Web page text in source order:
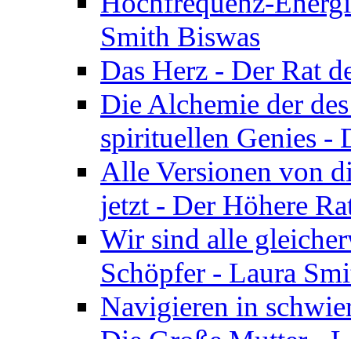
Smith Biswas
Das Herz - Der Rat
Die Alchemie der
spirituellen Genies -
Alle Versionen von
jetzt - Der Höhere
Wir sind alle
Schöpfer - Laura
Navigieren in